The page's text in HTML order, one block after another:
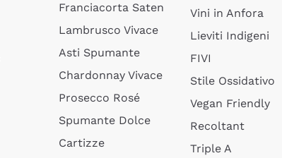
Franciacorta Saten
Lambrusco Vivace
Asti Spumante
Chardonnay Vivace
Prosecco Rosé
Spumante Dolce
Cartizze
Vini in Anfora
Lieviti Indigeni
FIVI
Stile Ossidativo
Vegan Friendly
Recoltant
Triple A